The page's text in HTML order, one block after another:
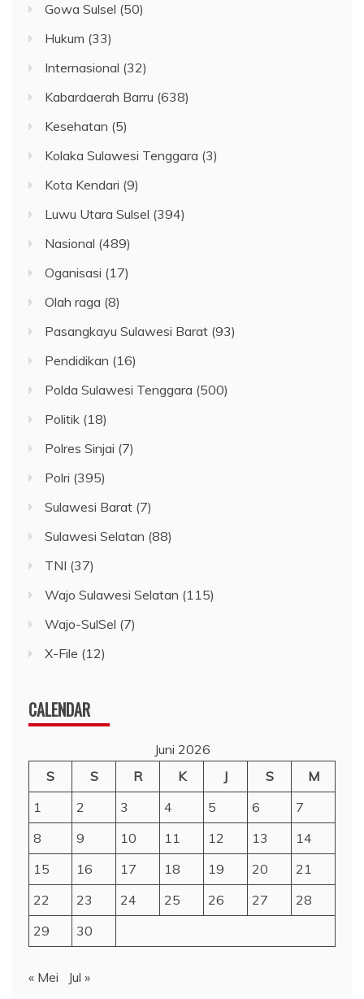
Gowa Sulsel (50)
Hukum (33)
Internasional (32)
Kabardaerah Barru (638)
Kesehatan (5)
Kolaka Sulawesi Tenggara (3)
Kota Kendari (9)
Luwu Utara Sulsel (394)
Nasional (489)
Oganisasi (17)
Olah raga (8)
Pasangkayu Sulawesi Barat (93)
Pendidikan (16)
Polda Sulawesi Tenggara (500)
Politik (18)
Polres Sinjai (7)
Polri (395)
Sulawesi Barat (7)
Sulawesi Selatan (88)
TNI (37)
Wajo Sulawesi Selatan (115)
Wajo-SulSel (7)
X-File (12)
CALENDAR
Juni 2026
S
S R K J S
M
1
2 3 4 5 6
7
8
9 10 11 12 13
14
15
16 17 18 19 20
21
22
23 24 25 26 27
28
29
30
« Mei Jul »